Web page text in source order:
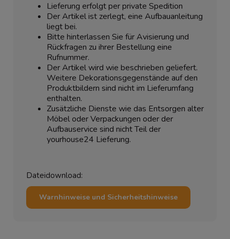
Lieferung erfolgt per private Spedition
Der Artikel ist zerlegt, eine Aufbauanleitung
liegt bei.
Bitte hinterlassen Sie für Avisierung und
Rückfragen zu ihrer Bestellung eine
Rufnummer.
Der Artikel wird wie beschrieben geliefert.
Weitere Dekorationsgegenstände auf den
Produktbildern sind nicht im Lieferumfang
enthalten.
Zusätzliche Dienste wie das Entsorgen alter
Möbel oder Verpackungen oder der
Aufbauservice sind nicht Teil der
yourhouse24 Lieferung.
Dateidownload:
Warnhinweise und Sicherheitshinweise